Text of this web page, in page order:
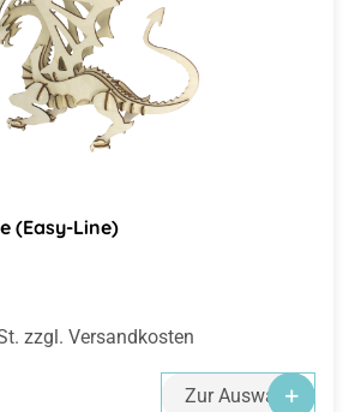
(Easy-Line)
zzgl. Versandkosten
Zur Auswahl